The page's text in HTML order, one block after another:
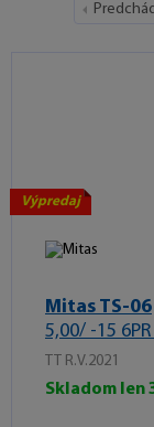
Výpredaj
Mitas TS-06
5,00/ -15
TT R.V.2021
Skladom len